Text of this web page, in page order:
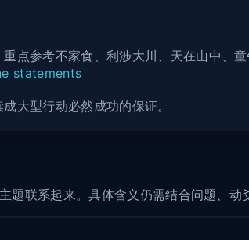
点参考不家食、利涉大川、天在山中、
statements
大型行动必然成功的保证。
联系起来。具体含义仍需结合问题、动